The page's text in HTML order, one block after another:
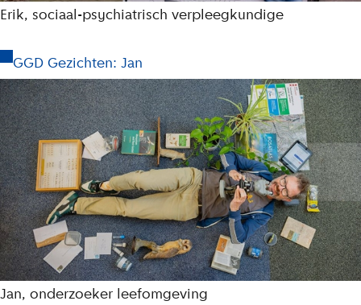
Erik, sociaal-psychiatrisch verpleegkundige
GGD Gezichten: Jan
Jan, onderzoeker leefomgeving